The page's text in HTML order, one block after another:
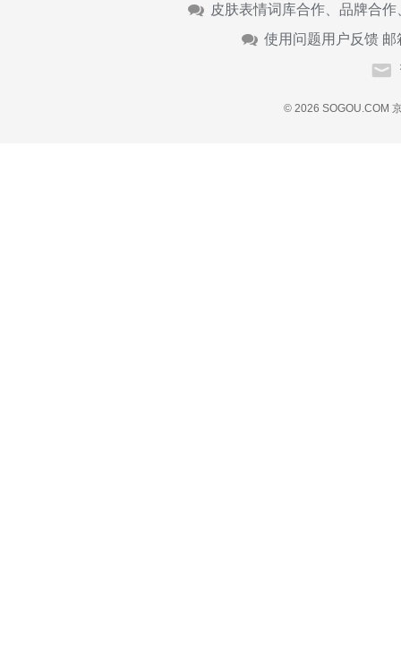
皮肤表情词库合作、品牌合
使用问题用户反馈 邮
© 2026 SOGOU.COM